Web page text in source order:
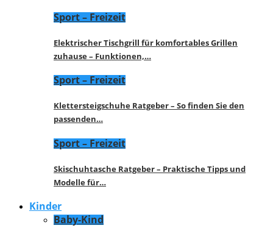
Sport – Freizeit
Elektrischer Tischgrill für komfortables Grillen
zuhause – Funktionen,…
Sport – Freizeit
Klettersteigschuhe Ratgeber – So finden Sie den
passenden…
Sport – Freizeit
Skischuhtasche Ratgeber – Praktische Tipps und
Modelle für…
Kinder
Baby-Kind